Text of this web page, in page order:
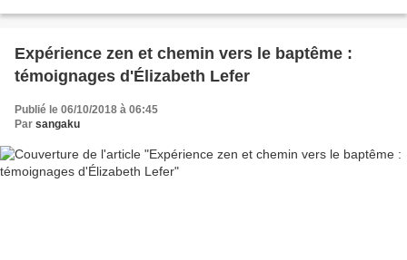
Expérience zen et chemin vers le baptême :
témoignages d'Élizabeth Lefer
Publié le 06/10/2018 à 06:45
Par sangaku